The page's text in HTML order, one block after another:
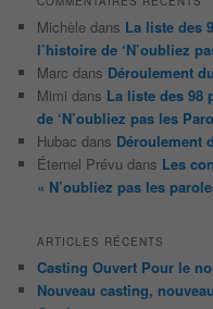
Michèle dans La liste des
l’histoire de ‘N’oubliez
Marc dans Déroulement
Mimi dans La liste des 98
de ‘N’oubliez pas les
Hubac dans Déroulement
Éternel Prévu dans Les
« N’oubliez pas les
ARTICLES RÉCENTS
Casting Ouvert Pour le
Nouveau casting,